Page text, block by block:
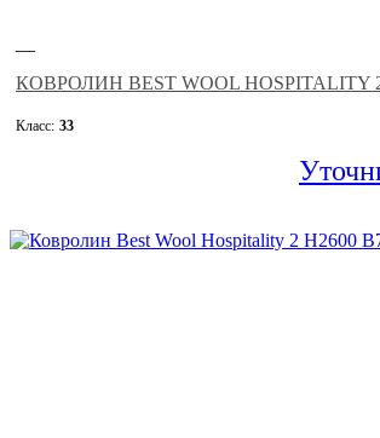
—
КОВРОЛИН BEST WOOL HOSPITALITY 2
Класс: 33